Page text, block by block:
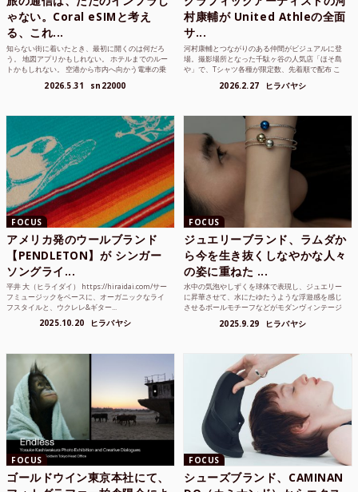
ゃない。Coral eSIMと考え
る、これ...
知らない街に着いたとき、最初に開くのは何だろ
う。 地図アプリかもしれない。 ホテルまでのルー
トかもしれない。 空港から市内へ向かう電車の乗
2026.5.31 sn22000
村康輔が United Athleの全面
サ...
河村康輔とつながりのある仲間がビジュアルに登
場。撮影場所となった千駄ヶ谷の人気店「ほそ島
や」で、Tシャツ各種が限定数、先着順で配布 こ
2026.2.27 ヒラバヤシ
FOCUS
アメリカ発のウールブランド
【PENDLETON】が シンガー
ソングライ...
平井 大（ヒライダイ） https://hiraidai.com/サー
フミュージックをベースに、オーガニックなライ
フスタイルと、ウクレレ&ギター...
2025.10.20 ヒラバヤシ
FOCUS
ジュエリーブランド、ラムダか
ら今を生き抜くしなやかな人々
の姿に重ねた ...
水中の気泡やしずくを球体で表現し、ジュエリー
に昇華させて、水にたゆたうような浮遊感を感じ
させるボールモチーフなどがモダンヴィンテージ
2025.9.29 ヒラバヤシ
FOCUS
ゴールドウイン東京本社にて、
FOCUS
シューズブランド、CAMINAN